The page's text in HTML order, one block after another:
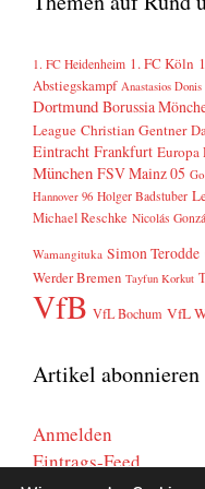
1. FC Heidenheim 1. FC Köln
Abstiegskampf Anastasios Donis
Dortmund Borussia
League Christian Gentner
Eintracht Frankfurt Europa
München FSV Mainz 05
Hannover 96 Holger Badstuber
Michael Reschke Nicolás
Wamangituka Simon Terodde
Werder Bremen Tayfun Korkut
VfB VfL Bochum VfL
Artikel abonnieren
Anmelden
Eintrags-Feed